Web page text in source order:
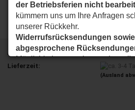
der Betriebsferien nicht
kümmern uns um Ihre Anfragen
unserer Rückkehr.
Widerrufsrücksendungen
abgesprochene
Möglichkeit so zu planen, dass
24.08.2026
bei uns eintreffen.
Vielen Dank für Ihr Verständnis.
Art.Nr.:
008416
Lieferzeit:
(Ausland